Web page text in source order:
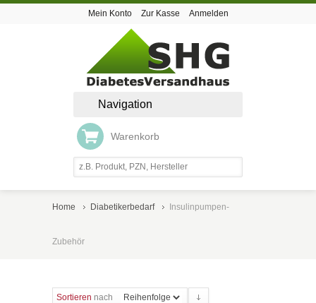
Mein Konto Zur Kasse Anmelden
Navigation
Warenkorb
Home Diabetikerbedarf Insulinpumpen-
Zubehör
Sortieren nach